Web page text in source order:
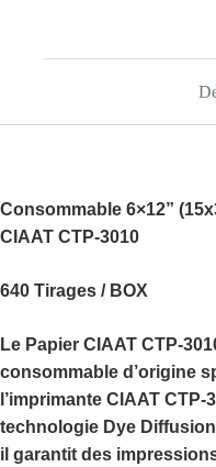
Consommable 6×12”
CIAAT CTP-3010
640 Tirages / BOX
Le Papier CIAAT CTP-
consommable d’origine
l’imprimante CIAAT CTP-
technologie Dye
il garantit des